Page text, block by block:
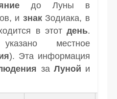
до Луны в
и знакЗодиака, в
в этотдень.
местное
). Эта информация
за Луной и